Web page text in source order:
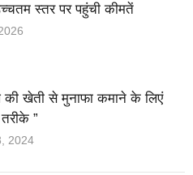
स्तर पर पहुंची कीमतें
की खेती से मुनाफा कमाने के लिएं
”
2024